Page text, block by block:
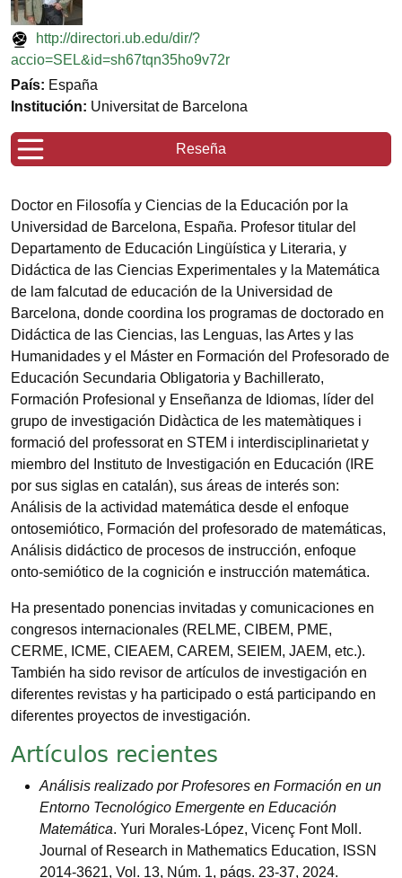
http://directori.ub.edu/dir/?
accio=SEL&id=sh67tqn35ho9v72r
País: España
Institución: Universitat de Barcelona
Reseña
Doctor en Filosofía y Ciencias de la Educación por la
Universidad de Barcelona, España. Profesor titular del
Departamento de Educación Lingüística y Literaria, y
Didáctica de las Ciencias Experimentales y la Matemática
de lam falcutad de educación de la Universidad de
Barcelona, donde coordina los programas de doctorado en
Didáctica de las Ciencias, las Lenguas, las Artes y las
Humanidades y el Máster en Formación del Profesorado de
Educación Secundaria Obligatoria y Bachillerato,
Formación Profesional y Enseñanza de Idiomas, líder del
grupo de investigación Didàctica de les matemàtiques i
formació del professorat en STEM i interdisciplinarietat y
miembro del Instituto de Investigación en Educación (IRE
por sus siglas en catalán), sus áreas de interés son:
Análisis de la actividad matemática desde el enfoque
ontosemiótico, Formación del profesorado de matemáticas,
Análisis didáctico de procesos de instrucción, enfoque
onto-semiótico de la cognición e instrucción matemática.
Ha presentado ponencias invitadas y comunicaciones en
congresos internacionales (RELME, CIBEM, PME,
CERME, ICME, CIEAEM, CAREM, SEIEM, JAEM, etc.).
También ha sido revisor de artículos de investigación en
diferentes revistas y ha participado o está participando en
diferentes proyectos de investigación.
Artículos recientes
Análisis realizado por Profesores en Formación en un
Entorno Tecnológico Emergente en Educación
Matemática. Yuri Morales-López, Vicenç Font Moll.
Journal of Research in Mathematics Education, ISSN
2014-3621, Vol. 13, Núm. 1, págs. 23-37, 2024.